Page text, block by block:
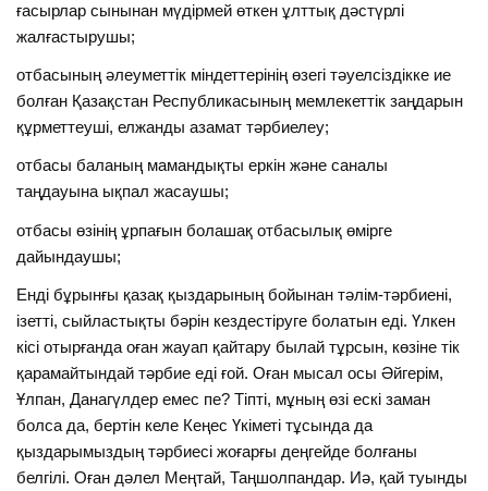
ғасырлар сынынан мүдірмей өткен ұлттық дәстүрлі
жалғастырушы;
отбасының әлеуметтік міндеттерінің өзегі тәуелсіздікке ие
болған Қазақстан Республикасының мемлекеттік заңдарын
құрметтеуші, елжанды азамат тәрбиелеу;
отбасы баланың мамандықты еркін және саналы
таңдауына ықпал жасаушы;
отбасы өзінің ұрпағын болашақ отбасылық өмірге
дайындаушы;
Енді бұрынғы қазақ қыздарының бойынан тәлім-тәрбиені,
ізетті, сыйластықты бәрін кездестіруге болатын еді. Үлкен
кісі отырғанда оған жауап қайтару былай тұрсын, көзіне тік
қарамайтындай тәрбие еді ғой. Оған мысал осы Әйгерім,
Ұлпан, Данагүлдер емес пе? Тіпті, мұның өзі ескі заман
болса да, бертін келе Кеңес Үкіметі тұсында да
қыздарымыздың тәрбиесі жоғарғы деңгейде болғаны
белгілі. Оған дәлел Меңтай, Таңшолпандар. Иә, қай туынды